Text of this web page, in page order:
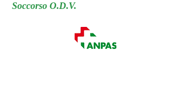
Soccorso O.D.V.